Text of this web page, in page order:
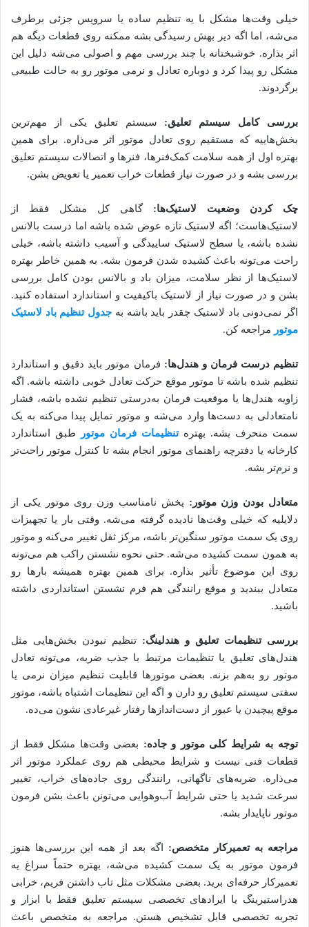
خیلی وقت‌ها مشکل با یه تنظیم ساده یا سرویس جزئی برطرف
می‌شه، اما اگه دیر بهش رسیدگی بشه ممکنه روی قطعات دیگه هم
اثر بذاره. خوشبختانه با چند بررسی مهم و اصولی می‌شه دلیل این
مشکل رو پیدا کرد و دوباره تعادل و نرمی موتور رو به حالت طبیعی
برگردوند.
بررسی کامل سیستم تعلیق: سیستم تعلیق یکی از مهم‌ترین
بخش‌هاییه که مستقیم روی تعادل موتور اثر می‌ذاره. برای همین
بهتره اول از همه سلامت کمک‌فنرها، فنرها و اتصالات سیستم تعلیق
بررسی بشه و در صورت نیاز قطعات خراب تعمیر یا تعویض بشن.
چک کردن وضعیت لاستیک‌ها:گاهی کل مشکل فقط از
لاستیک‌هاست؛ اگه لاستیک تازه عوض شده باشه اما درست بالانس
نشده باشه، یا سطح لاستیک ساییدگی و آسیب داشته باشه، خیلی
راحت می‌تونه باعث کشیده شدن فرمون بشه. به همین خاطر بهتره
لاستیک‌ها از نظر سلامت، میزان باد و بالانس بودن کامل بررسی
بشن و در صورت نیاز از لاستیک باکیفیت و استاندارد استفاده کنید.
اگر نمی‌دونی باد لاستیک چقدر باید باشه به جدول تنظیم باد لاستیک
موتور مراجعه کن.
تنظیم درست فرمان و هندل‌ها: فرمان موتور باید دقیق و استاندارد
تنظیم شده باشه تا موتور موقع حرکت تعادل خوبی داشته باشه. اگه
زاویه هندل‌ها یا موقعیت فرمان به‌درستی تنظیم نشده باشه، فشار
نامتعادلی به دست‌ها وارد می‌شه و موتور تمایل پیدا می‌کنه به یک
سمت منحرف بشه. بهترهتنظیمات فرمان موتور
طبق استاندارد
کارخانه یا دفترچه راهنمای موتور انجام بشه تا کنترل موتور راحت‌تر
و نرم‌تر بشه.
متعادل بودن وزن موتور: پخش نامناسب وزن روی موتور یکی از
دلایلیه که خیلی وقت‌ها نادیده گرفته می‌شه. وقتی بار یا تجهیزات
روی یک سمت موتور سنگین‌تر باشه، مرکز ثقل تغییر می‌کنه و موتور
به همون سمت کشیده می‌شه. حتی نحوه نشستن راکب هم می‌تونه
روی این موضوع تأثیر بذاره. برای همین بهتره همیشه بارها رو
متعادل ببندید و موقع رانندگی هم فرم نشستن استانداردی داشته
باشید.
بررسی تنظیمات تعلیق و هندلینگ: تنظیم نبودن بخش‌هایی مثل
هندل‌های تعلیق یا تنظیمات مرتبط با جذب ضربه، می‌تونه تعادل
موتور رو به‌هم بزنه. بعضی موتورها قابلیت تنظیم میزان نرمی یا
سفتی سیستم تعلیق رو دارن و اگه این تنظیمات اشتباه باشه، موتور
موقع پیچیدن یا عبور از دست‌اندازها رفتار غیرعادی نشون می‌ده.
توجه به شرایط کلی موتور و جاده: بعضی وقت‌ها مشکل فقط از
قطعات فنی نیست و شرایط محیطی هم روی عملکرد موتور اثر
می‌ذاره. ضربه‌های ناگهانی، رانندگی روی جاده‌های خراب، تغییر
سرعت شدید یا حتی شرایط آب‌وهوایی می‌تونن باعث بشن فرمون
موتور ناپایدار بشه.
مراجعه به تعمیرکار متخصص:
اگه بعد از همه این بررسی‌ها هنوز
فرمون موتور به یک سمت کشیده می‌شه، بهتره حتماً سراغ یه
تعمیرکار حرفه‌ای برید. بعضی مشکلات مثل تاب داشتن فریم، خرابی
هدراستیرینگ یا ایرادهای تخصصی سیستم تعلیق فقط با ابزار و
تجربه تخصصی قابل تشخیص هستن. مراجعه به متخصص باعث